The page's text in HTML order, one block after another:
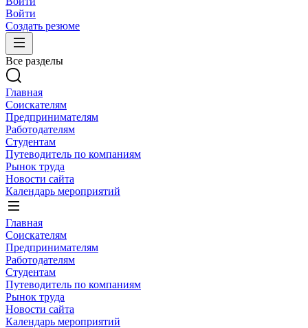
Войти
Создать резюме
Все разделы
Главная
Соискателям
Предпринимателям
Работодателям
Студентам
Путеводитель по компаниям
Рынок труда
Новости сайта
Календарь мероприятий
Главная
Соискателям
Предпринимателям
Работодателям
Студентам
Путеводитель по компаниям
Рынок труда
Новости сайта
Календарь мероприятий